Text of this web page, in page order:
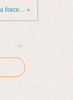
force... »